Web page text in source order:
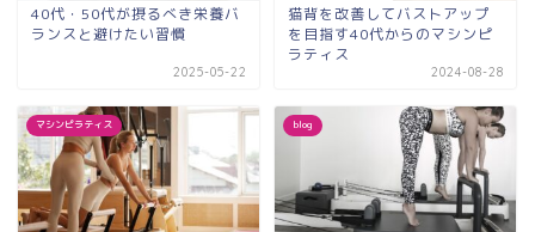
40代・50代が摂るべき栄養バ
ランスと避けたい習慣
2025-05-22
猫背を改善してバストアップ
を目指す40代からのマシンピ
ラティス
2024-08-28
マシンピラティス blog